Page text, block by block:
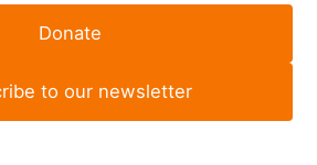
Donate
to our newsletter